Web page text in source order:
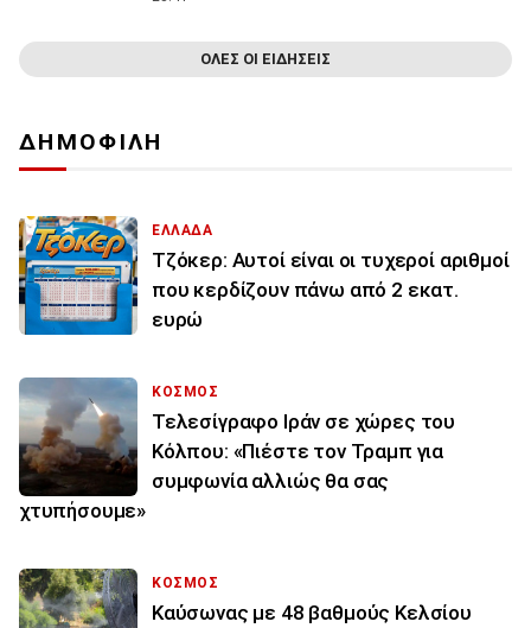
ΟΛΕΣ ΟΙ ΕΙΔΗΣΕΙΣ
ΔΗΜΟΦΙΛΗ
ΕΛΛΑΔΑ
Τζόκερ: Αυτοί είναι οι τυχεροί αριθμοί
που κερδίζουν πάνω από 2 εκατ.
ευρώ
ΚΟΣΜΟΣ
Τελεσίγραφο Ιράν σε χώρες του
Κόλπου: «Πιέστε τον Τραμπ για
συμφωνία αλλιώς θα σας
χτυπήσουμε»
ΚΟΣΜΟΣ
Καύσωνας με 48 βαθμούς Κελσίου